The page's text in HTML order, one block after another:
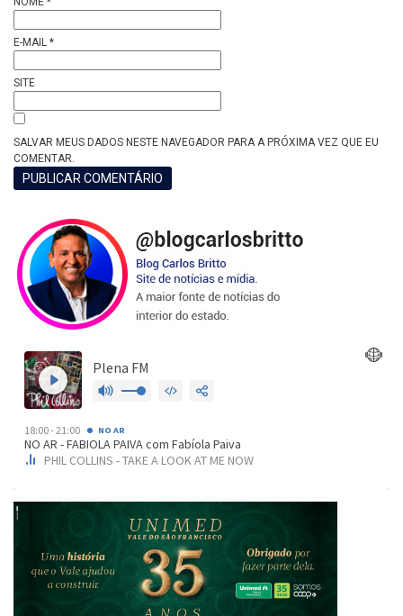
E-MAIL *
SITE
SALVAR MEUS DADOS NESTE NAVEGADOR PARA A PRÓXIMA VEZ QUE EU
COMENTAR.